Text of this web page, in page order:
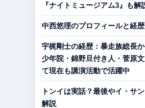
『ナイトミュージアム3』も解
中西悠理のプロフィールと経
宇梶剛士の経歴：暴走族総長か
少年院・錦野旦付き人・菅原
て現在も講演活動で活躍中
トンイは実話？最後やイ・サ
解説